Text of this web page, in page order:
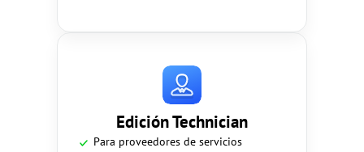
Edición Technician
Para proveedores de servicios